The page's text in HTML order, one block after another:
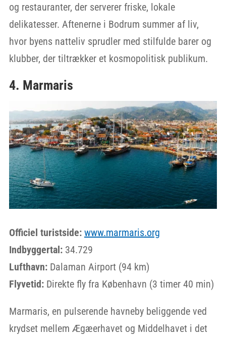
og restauranter, der serverer friske, lokale
delikatesser. Aftenerne i Bodrum summer af liv,
hvor byens natteliv sprudler med stilfulde barer og
klubber, der tiltrækker et kosmopolitisk publikum.
4. Marmaris
Officiel turistside: www.marmaris.org
Indbyggertal:34.729
Lufthavn:Dalaman Airport (94 km)
Flyvetid:Direkte fly fra København (3 timer 40 min)
Marmaris, en pulserende havneby beliggende ved
krydset mellem Ægæerhavet og Middelhavet i det